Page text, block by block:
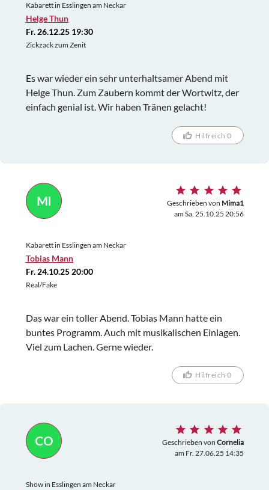
Kabarett in Esslingen am Neckar
Helge Thun
Fr. 26.12.25 19:30
Zickzack zum Zenit
Es war wieder ein sehr unterhaltsamer Abend mit
Helge Thun. Zum Zaubern kommt der Wortwitz, der
einfach genial ist. Wir haben Tränen gelacht!
Hilfreich 0
MI Geschrieben von Mima1
am Sa. 25.10.25 20:56
Kabarett in Esslingen am Neckar
Tobias Mann
Fr. 24.10.25 20:00
Real/Fake
Das war ein toller Abend. Tobias Mann hatte ein
buntes Programm. Auch mit musikalischen Einlagen.
Viel zum Lachen. Gerne wieder.
Hilfreich 0
CO Geschrieben von Cornelia
am Fr. 27.06.25 14:35
Show in Esslingen am Neckar